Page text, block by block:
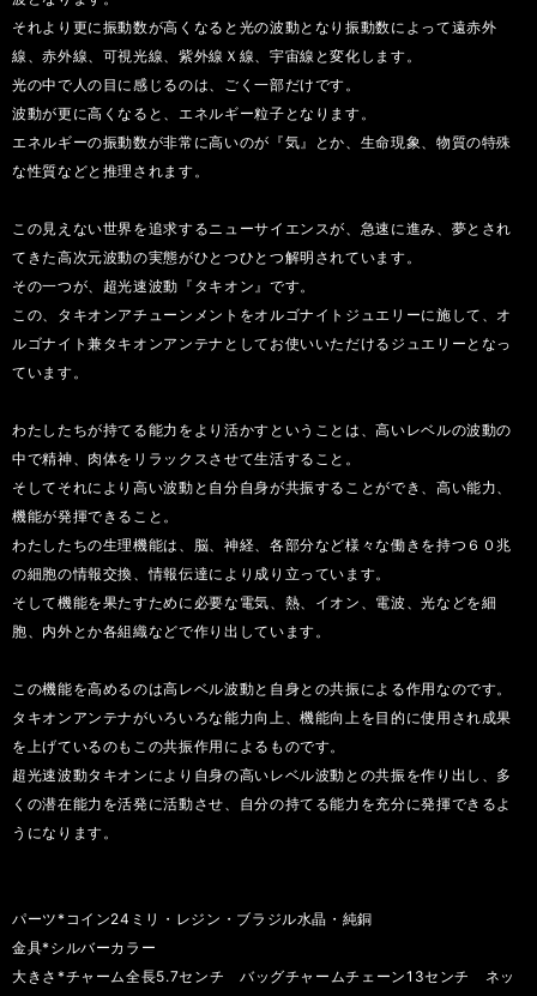
それより更に振動数が高くなると光の波動となり振動数によって遠赤外
線、赤外線、可視光線、紫外線Ｘ線、宇宙線と変化します。
光の中で人の目に感じるのは、ごく一部だけです。
波動が更に高くなると、エネルギー粒子となります。
エネルギーの振動数が非常に高いのが『気』とか、生命現象、物質の特殊
な性質などと推理されます。
この見えない世界を追求するニューサイエンスが、急速に進み、夢とされ
てきた高次元波動の実態がひとつひとつ解明されています。
その一つが、超光速波動『タキオン』です。
この、タキオンアチューンメントをオルゴナイトジュエリーに施して、オ
ルゴナイト兼タキオンアンテナとしてお使いいただけるジュエリーとなっ
ています。
わたしたちが持てる能力をより活かすということは、高いレベルの波動の
中で精神、肉体をリラックスさせて生活すること。
そしてそれにより高い波動と自分自身が共振することができ、高い能力、
機能が発揮できること。
わたしたちの生理機能は、脳、神経、各部分など様々な働きを持つ６０兆
の細胞の情報交換、情報伝達により成り立っています。
そして機能を果たすために必要な電気、熱、イオン、電波、光などを細
胞、内外とか各組織などで作り出しています。
この機能を高めるのは高レベル波動と自身との共振による作用なのです。
タキオンアンテナがいろいろな能力向上、機能向上を目的に使用され成果
を上げているのもこの共振作用によるものです。
超光速波動タキオンにより自身の高いレベル波動との共振を作り出し、多
くの潜在能力を活発に活動させ、自分の持てる能力を充分に発揮できるよ
うになります。
パーツ*コイン24ミリ・レジン・ブラジル水晶・純銅
金具*シルバーカラー
大きさ*チャーム全長5.7センチ バッグチャームチェーン13センチ ネッ